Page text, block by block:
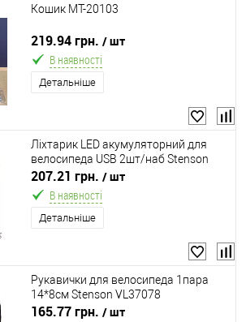
Кошик MT-20103
219.94 грн. / шт
В наявності
Детальніше
Ліхтарик LED акумуляторний для
велосипеда USB 2шт/наб Stenson
VL97721
207.21 грн. / шт
В наявності
Детальніше
Рукавички для велосипеда 1пара
14*8см Stenson VL37078
165.77 грн. / шт